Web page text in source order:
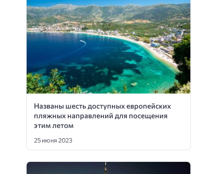
Названы шесть доступных европейских
пляжных направлений для посещения
этим летом
25 июня 2023